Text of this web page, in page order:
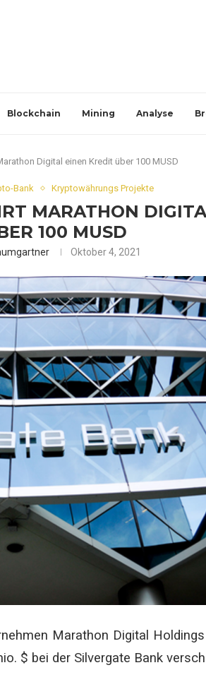
Blockchain Mining Analyse
Digital einen Kredit über 100 MUSD
Bank Kryptowährungs Projekte
MARATHON
100 MUSD
Oktober 4, 2021
Marathon Digital
$ bei der Silvergate Bank